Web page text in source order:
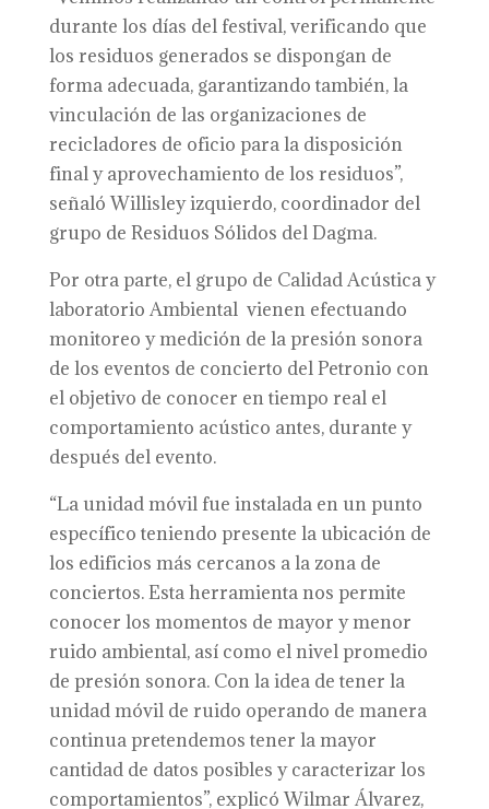
durante los días del festival, verificando que
los residuos generados se dispongan de
forma adecuada, garantizando también, la
vinculación de las organizaciones de
recicladores de oficio para la disposición
final y aprovechamiento de los residuos”,
señaló Willisley izquierdo, coordinador del
grupo de Residuos Sólidos del Dagma.
Por otra parte, el grupo de Calidad Acústica y
laboratorio Ambiental vienen efectuando
monitoreo y medición de la presión sonora
de los eventos de concierto del Petronio con
el objetivo de conocer en tiempo real el
comportamiento acústico antes, durante y
después del evento.
“La unidad móvil fue instalada en un punto
específico teniendo presente la ubicación de
los edificios más cercanos a la zona de
conciertos. Esta herramienta nos permite
conocer los momentos de mayor y menor
ruido ambiental, así como el nivel promedio
de presión sonora. Con la idea de tener la
unidad móvil de ruido operando de manera
continua pretendemos tener la mayor
cantidad de datos posibles y caracterizar los
comportamientos”, explicó Wilmar Álvarez,